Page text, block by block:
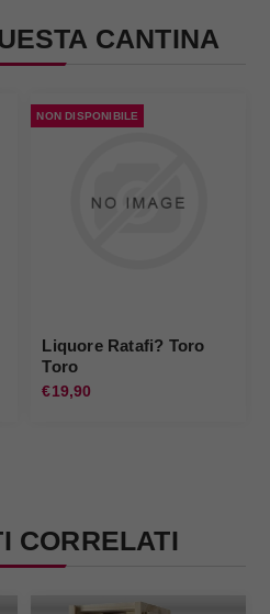
CANTINA
NON DISPONIBILE
Liquore Ratafi? Toro
Toro
€19,90
CORRELATI